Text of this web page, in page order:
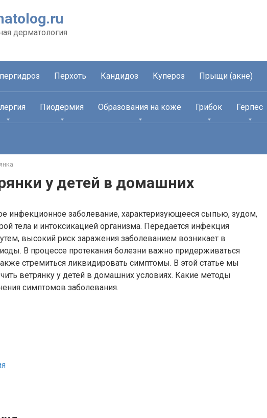
дерматология
Перхоть Кандидоз Купероз Прыщи (акне)
Пиодермия Образования на коже Грибок Герпес
у детей в домашних
инфекционное заболевание, характеризующееся сыпью, зудом,
тела и интоксикацией организма. Передается инфекция
высокий риск заражения заболеванием возникает в
В процессе протекания болезни важно придерживаться
стремиться ликвидировать симптомы. В этой статье мы
ветрянку у детей в домашних условиях. Какие методы
симптомов заболевания.